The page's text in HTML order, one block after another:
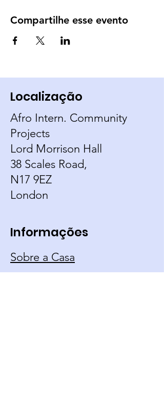
Compartilhe esse evento
Localização
Afro Intern. Community
Projects
Lord Morrison Hall
38 Scales Road,
N17 9EZ
London
Informações
Sobre a Casa